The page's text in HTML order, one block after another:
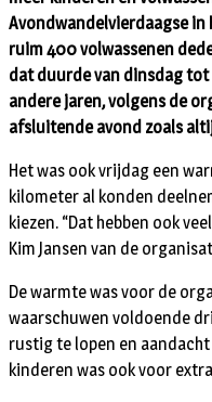
Avondwandelvierdaagse in
ruim 400 volwassenen
dat duurde van dinsdag tot
andere jaren, volgens de
afsluitende avond zoals
Het was ook vrijdag een
kilometer al konden
kiezen. “Dat hebben ook
Kim Jansen van de
De warmte was voor de
waarschuwen voldoende
rustig te lopen en
kinderen was ook voor